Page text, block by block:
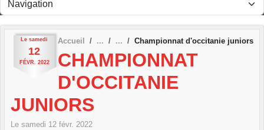
Le samedi
12
FÉVR. 2022
Accueil Championnat d'occitanie juniors
CHAMPIONNAT
D'OCCITANIE
JUNIORS
Le samedi 12 févr. 2022